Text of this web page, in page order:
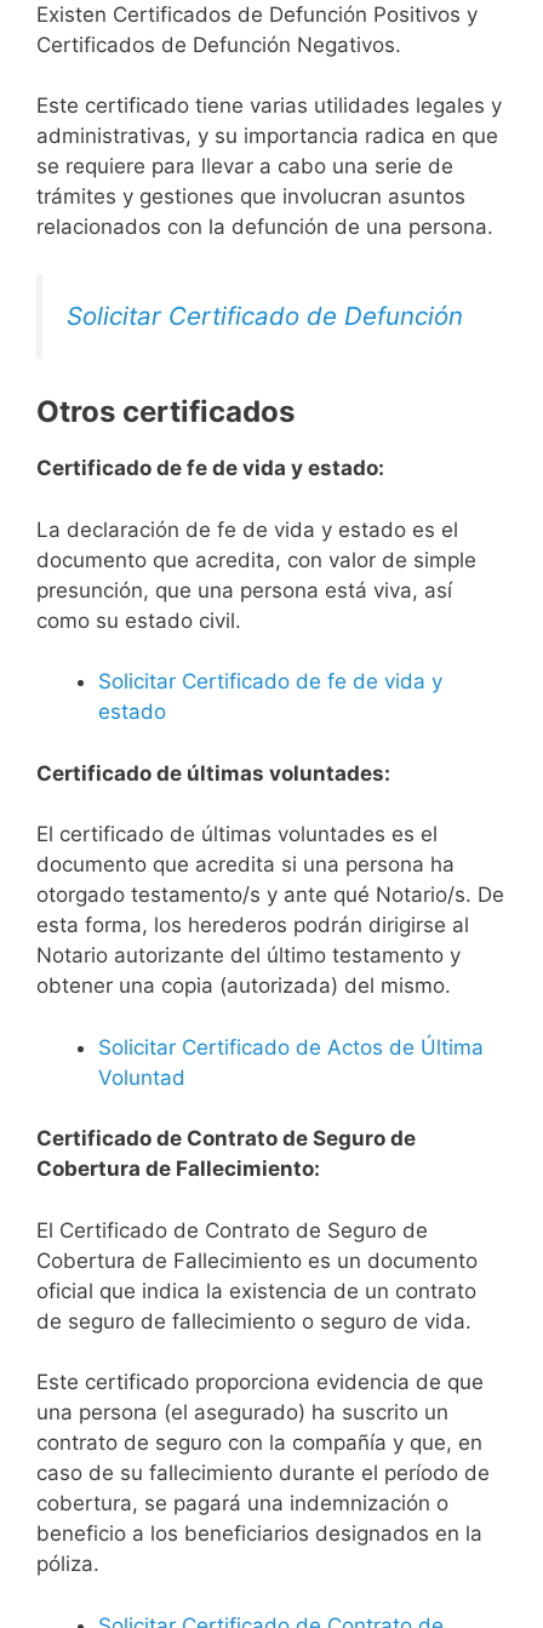
Existen Certificados de Defunción Positivos y
Certificados de Defunción Negativos.
Este certificado tiene varias utilidades legales y
administrativas, y su importancia radica en que
se requiere para llevar a cabo una serie de
trámites y gestiones que involucran asuntos
relacionados con la defunción de una persona.
Solicitar Certificado de Defunción
Otros certificados
Certificado de fe de vida y estado:
La declaración de fe de vida y estado es el
documento que acredita, con valor de simple
presunción, que una persona está viva, así
como su estado civil.
Solicitar Certificado de fe de vida y
estado
Certificado de últimas voluntades:
El certificado de últimas voluntades es el
documento que acredita si una persona ha
otorgado testamento/s y ante qué Notario/s. De
esta forma, los herederos podrán dirigirse al
Notario autorizante del último testamento y
obtener una copia (autorizada) del mismo.
Solicitar Certificado de Actos de Última
Voluntad
Certificado de Contrato de Seguro de
Cobertura de Fallecimiento:
El Certificado de Contrato de Seguro de
Cobertura de Fallecimiento es un documento
oficial que indica la existencia de un contrato
de seguro de fallecimiento o seguro de vida.
Este certificado proporciona evidencia de que
una persona (el asegurado) ha suscrito un
contrato de seguro con la compañía y que, en
caso de su fallecimiento durante el período de
cobertura, se pagará una indemnización o
beneficio a los beneficiarios designados en la
póliza.